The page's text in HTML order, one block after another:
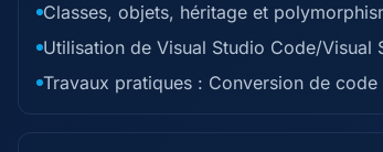
Classes, objets, héritage et
Utilisation de Visual Studio Code/Visual
Travaux pratiques : Conversion de